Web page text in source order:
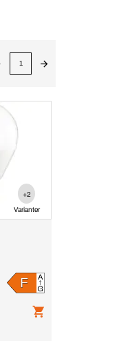
1
+2
Varianter